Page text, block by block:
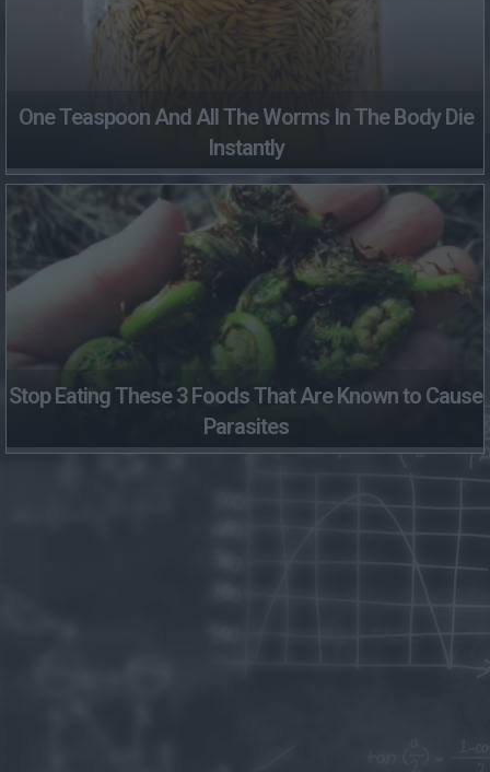
One Teaspoon And All The Worms In The Body Die
Instantly
Stop Eating These 3 Foods That Are Known to Cause
Parasites